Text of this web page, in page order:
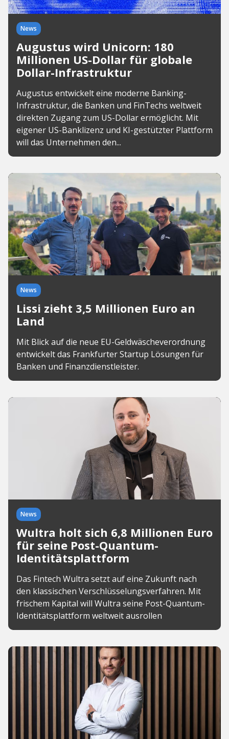
News
Augustus wird Unicorn: 180
Millionen US-Dollar für globale
Dollar-Infrastruktur
Augustus entwickelt eine moderne Banking-
Infrastruktur, die Banken und FinTechs weltweit
direkten Zugang zum US-Dollar ermöglicht. Mit
eigener US-Banklizenz und KI-gestützter Plattform
will das Unternehmen den...
News
Lissi zieht 3,5 Millionen Euro an
Land
Mit Blick auf die neue EU-Geldwäscheverordnung
entwickelt das Frankfurter Startup Lösungen für
Banken und Finanzdienstleister.
News
Wultra holt sich 6,8 Millionen Euro
für seine Post-Quantum-
Identitätsplattform
Das Fintech Wultra setzt auf eine Zukunft nach
den klassischen Verschlüsselungsverfahren. Mit
frischem Kapital will Wultra seine Post-Quantum-
Identitätsplattform weltweit ausrollen